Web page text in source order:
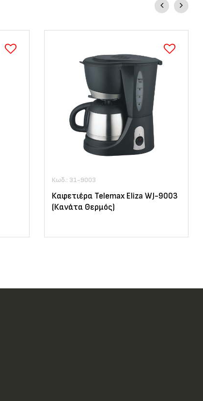
Κωδ.: 31-9003
Καφετιέρα Telemax Eliza WJ-9003
(Κανάτα Θερμός)